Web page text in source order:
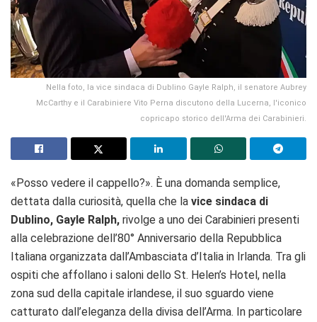
Nella foto, la vice sindaca di Dublino Gayle Ralph, il senatore Aubrey
McCarthy e il Carabiniere Vito Perna discutono della Lucerna, l'iconico
copricapo storico dell'Arma dei Carabinieri.
«Posso vedere il cappello?». È una domanda semplice,
dettata dalla curiosità, quella che la vice sindaca di
Dublino, Gayle Ralph, rivolge a uno dei Carabinieri presenti
alla celebrazione dell’80° Anniversario della Repubblica
Italiana organizzata dall’Ambasciata d’Italia in Irlanda. Tra gli
ospiti che affollano i saloni dello St. Helen’s Hotel, nella
zona sud della capitale irlandese, il suo sguardo viene
catturato dall’eleganza della divisa dell’Arma. In particolare